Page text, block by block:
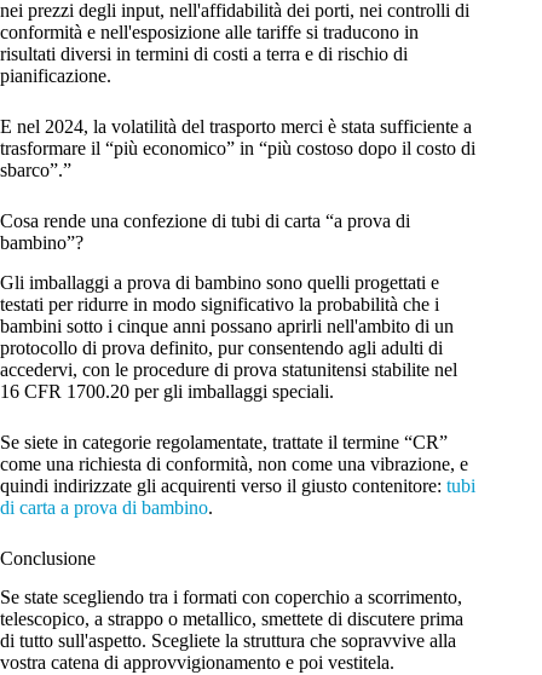
nei prezzi degli input, nell'affidabilità dei porti, nei controlli di
conformità e nell'esposizione alle tariffe si traducono in
risultati diversi in termini di costi a terra e di rischio di
pianificazione.
E nel 2024, la volatilità del trasporto merci è stata sufficiente a
trasformare il “più economico” in “più costoso dopo il costo di
sbarco”.”
Cosa rende una confezione di tubi di carta “a prova di
bambino”?
Gli imballaggi a prova di bambino sono quelli progettati e
testati per ridurre in modo significativo la probabilità che i
bambini sotto i cinque anni possano aprirli nell'ambito di un
protocollo di prova definito, pur consentendo agli adulti di
accedervi, con le procedure di prova statunitensi stabilite nel
16 CFR 1700.20 per gli imballaggi speciali.
Se siete in categorie regolamentate, trattate il termine “CR”
come una richiesta di conformità, non come una vibrazione, e
quindi indirizzate gli acquirenti verso il giusto contenitore: tubi
di carta a prova di bambino.
Conclusione
Se state scegliendo tra i formati con coperchio a scorrimento,
telescopico, a strappo o metallico, smettete di discutere prima
di tutto sull'aspetto. Scegliete la struttura che sopravvive alla
vostra catena di approvvigionamento e poi vestitela.